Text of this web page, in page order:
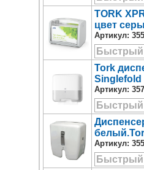
TORK
цвет
Артикул:
Tork
Singlefold
Артикул:
Артикул: